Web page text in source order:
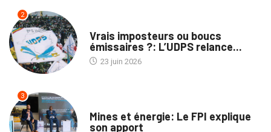
2
Vrais imposteurs ou boucs
émissaires ?: L’UDPS relance...
23 juin 2026
3
Mines et énergie: Le FPI explique
son apport